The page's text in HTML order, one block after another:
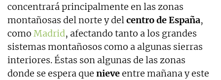
concentrará principalmente en las zonas
montañosas del norte y delcentro de España,
como Madrid, afectando tanto a los grandes
sistemas montañosos como a algunas sierras
interiores. Éstas son algunas de las zonas
donde se espera que nieveentre mañana y este